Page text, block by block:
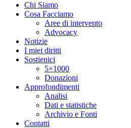
Chi Siamo
Cosa Facciamo
Aree di intervento
Advocacy
Notizie
I miei diritti
Sostienici
5×1000
Donazioni
Approfondimenti
Analisi
Dati e statistiche
Archivio e Fonti
Contatti